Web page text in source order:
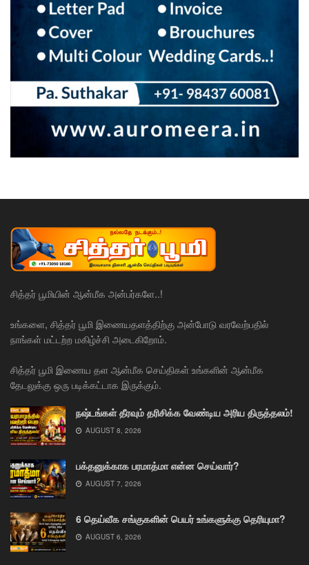
சித்தர் பூமியின் ஆன்மீக அன்பர்களே..!
உங்களை, சித்தர் பூமி இணையதளத்திற்கு அன்போடு வரவேற்பதில்
நாங்கள் மட்டற்ற மகிழ்ச்சி அடைகிறோம்.
சித்தர் பூமி இணைய தள ஆன்மீக செய்திகள் உங்களின் ஆன்மீக
தேடலுக்கு ஒரு படிக்கட்டாக இருக்கும்.
நஷ்டங்கள் தீரவும் தரிசிக்க வேண்டிய அரிய திருத்தலம்!
AUGUST 8, 2026
பக்தனுக்காக பரமாத்மா என்ன செய்வார்?
AUGUST 7, 2026
6 தெய்வீக சங்குகளின் பெயர் உங்களுக்கு தெரியுமா?
AUGUST 6, 2026